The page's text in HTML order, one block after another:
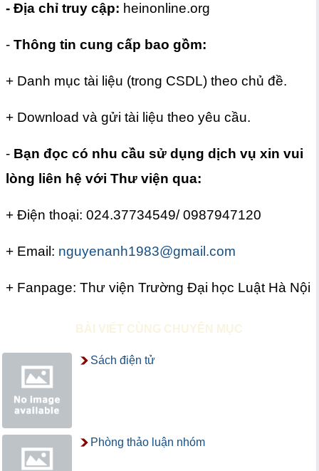
- Địa chỉ truy cập: heinonline.org
- Thông tin cung cấp bao gồm:
+ Danh mục tài liệu (trong CSDL) theo chủ đề.
+ Download và gửi tài liệu theo yêu cầu.
- Bạn đọc có nhu cầu sử dụng dịch vụ xin vui
lòng liên hệ với Thư viện qua:
+ Điện thoại: 024.37734549/ 0987947120
+ Email: nguyenanh1983@gmail.com
+ Fanpage: Thư viện Trường Đại học Luật Hà Nội
BÀI VIẾT CÙNG CHUYÊN MỤC
Sách điện tử
Phòng thảo luận nhóm